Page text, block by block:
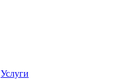
Услуги